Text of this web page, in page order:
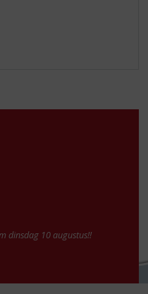
dinsdag 10 augustus!!